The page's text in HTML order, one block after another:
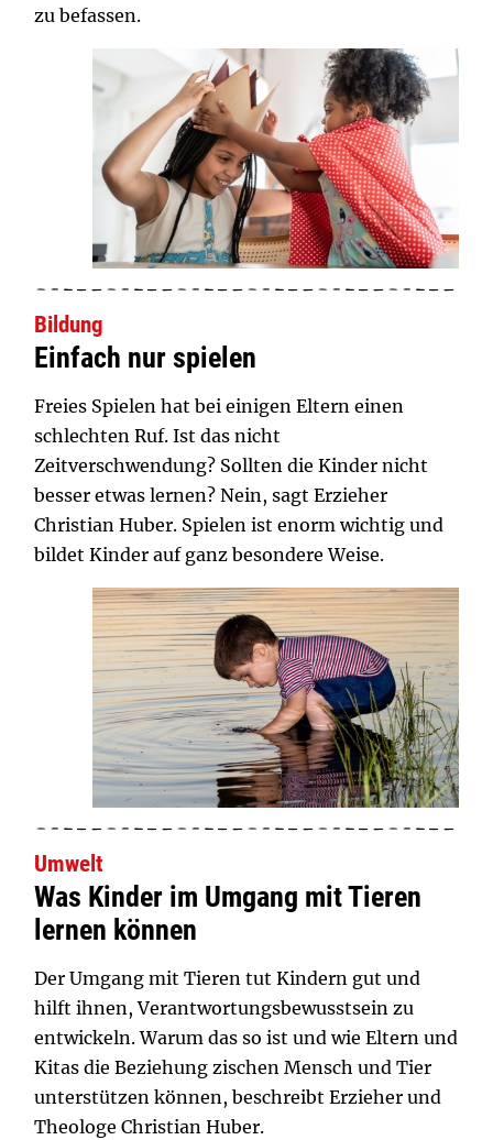
zu befassen.
Bildung
Einfach nur spielen
Freies Spielen hat bei einigen Eltern einen
schlechten Ruf. Ist das nicht
Zeitverschwendung? Sollten die Kinder nicht
besser etwas lernen? Nein, sagt Erzieher
Christian Huber. Spielen ist enorm wichtig und
bildet Kinder auf ganz besondere Weise.
Umwelt
Was Kinder im Umgang mit Tieren
lernen können
Der Umgang mit Tieren tut Kindern gut und
hilft ihnen, Verantwortungsbewusstsein zu
entwickeln. Warum das so ist und wie Eltern und
Kitas die Beziehung zischen Mensch und Tier
unterstützen können, beschreibt Erzieher und
Theologe Christian Huber.